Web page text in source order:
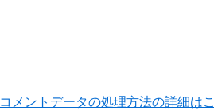
コメントデータの処理方法の詳細はこ